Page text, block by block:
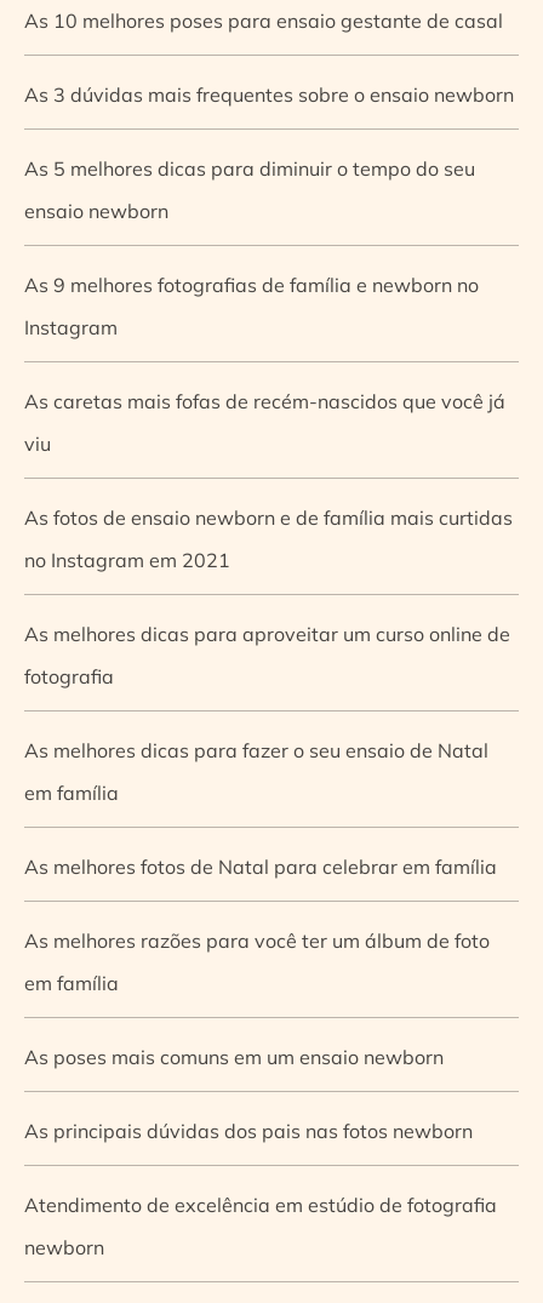
As 10 melhores poses para ensaio gestante de casal
As 3 dúvidas mais frequentes sobre o ensaio newborn
As 5 melhores dicas para diminuir o tempo do seu
ensaio newborn
As 9 melhores fotografias de família e newborn no
Instagram
As caretas mais fofas de recém-nascidos que você já
viu
As fotos de ensaio newborn e de família mais curtidas
no Instagram em 2021
As melhores dicas para aproveitar um curso online de
fotografia
As melhores dicas para fazer o seu ensaio de Natal
em família
As melhores fotos de Natal para celebrar em família
As melhores razões para você ter um álbum de foto
em família
As poses mais comuns em um ensaio newborn
As principais dúvidas dos pais nas fotos newborn
Atendimento de excelência em estúdio de fotografia
newborn